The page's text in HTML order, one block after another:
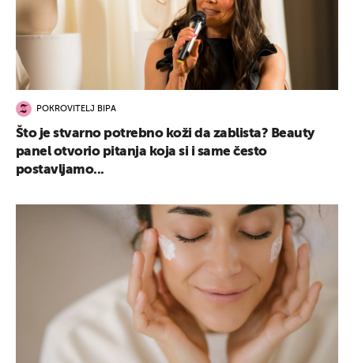
POKROVITELJ BIPA
Što je stvarno potrebno koži da zablista? Beauty
panel otvorio pitanja koja si i same često
postavljamo...